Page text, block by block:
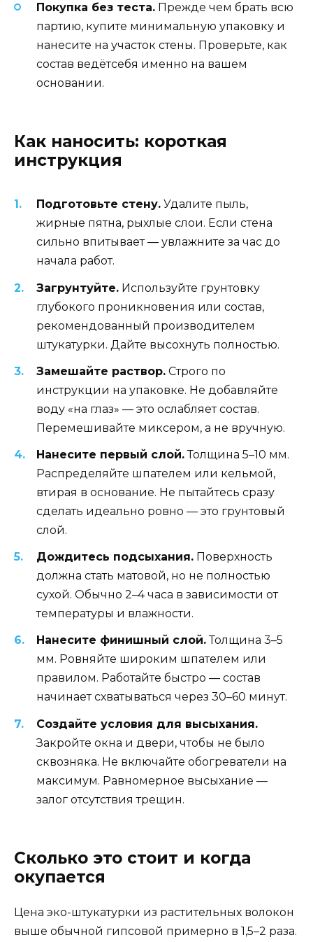
Покупка без теста. Прежде чем брать всю
партию, купите минимальную упаковку и
нанесите на участок стены. Проверьте, как
состав ведётсебя именно на вашем
основании.
Как наносить: короткая
инструкция
Подготовьте стену. Удалите пыль,
жирные пятна, рыхлые слои. Если стена
сильно впитывает — увлажните за час до
начала работ.
Загрунтуйте. Используйте грунтовку
глубокого проникновения или состав,
рекомендованный производителем
штукатурки. Дайте высохнуть полностью.
Замешайте раствор. Строго по
инструкции на упаковке. Не добавляйте
воду «на глаз» — это ослабляет состав.
Перемешивайте миксером, а не вручную.
Нанесите первый слой.Толщина 5–10 мм.
Распределяйте шпателем или кельмой,
втирая в основание. Не пытайтесь сразу
сделать идеально ровно — это грунтовый
слой.
Дождитесь подсыхания. Поверхность
должна стать матовой, но не полностью
сухой. Обычно 2–4 часа в зависимости от
температуры и влажности.
Нанесите финишный слой.Толщина 3–5
мм. Ровняйте широким шпателем или
правилом. Работайте быстро — состав
начинает схватываться через 30–60 минут.
Создайте условия для высыхания.
Закройте окна и двери, чтобы не было
сквозняка. Не включайте обогреватели на
максимум. Равномерное высыхание —
залог отсутствия трещин.
Сколько это стоит и когда
окупается
Цена эко-штукатурки из растительных волокон
выше обычной гипсовой примерно в 1,5–2 раза.